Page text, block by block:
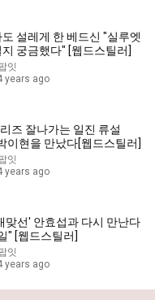
One Roof
설레게 한 베드신 "실루엣
궁금했다" [웹드스틸러]
잇
years ago
즈 잘나가는 일진 류설
이현을 만났다[웹드스틸러]
잇
years ago
맞선' 안효섭과 다시 만난다
" [웹드스틸러]
잇
years ago